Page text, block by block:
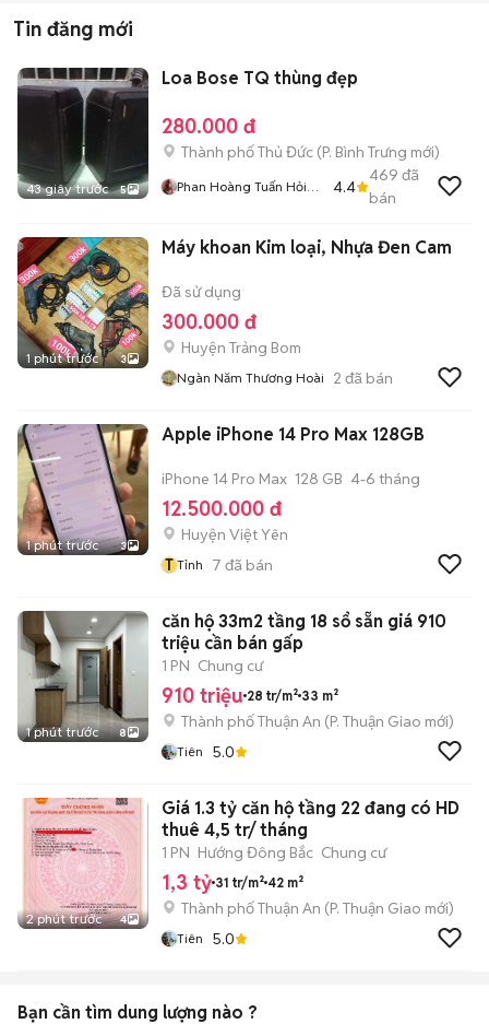
Tin đăng mới
43 giây trước 5
Loa Bose TQ thùng đẹp
280.000 đ
Thành phố Thủ Đức (P. Bình Trưng mới)
Phan Hoàng Tuấn Hỏi
4.4
469 đã
bán
1 phút trước 3
Máy khoan Kim loại, Nhựa Đen Cam
Đã sử dụng
300.000 đ
Huyện Trảng Bom
Ngàn Năm Thương Hoài 2 đã bán
1 phút trước 3
Apple iPhone 14 Pro Max 128GB
iPhone 14 Pro Max 128 GB 4-6 tháng
12.500.000 đ
Huyện Việt Yên
T Tỉnh 7 đã bán
1 phút trước 8
căn hộ 33m2 tầng 18 sổ sẵn giá 910
triệu cần bán gấp
1 PN Chung cư
910 triệu 28 tr/m² 33 m²
Thành phố Thuận An (P. Thuận Giao mới)
Tiên 5.0
2 phút trước 4
Giá 1.3 tỷ căn hộ tầng 22 đang có HD
thuê 4,5 tr/ tháng
1 PN Hướng Đông Bắc Chung cư
1,3 tỷ 31 tr/m² 42 m²
Thành phố Thuận An (P. Thuận Giao mới)
Tiên 5.0
Bạn cần tìm dung lượng nào ?